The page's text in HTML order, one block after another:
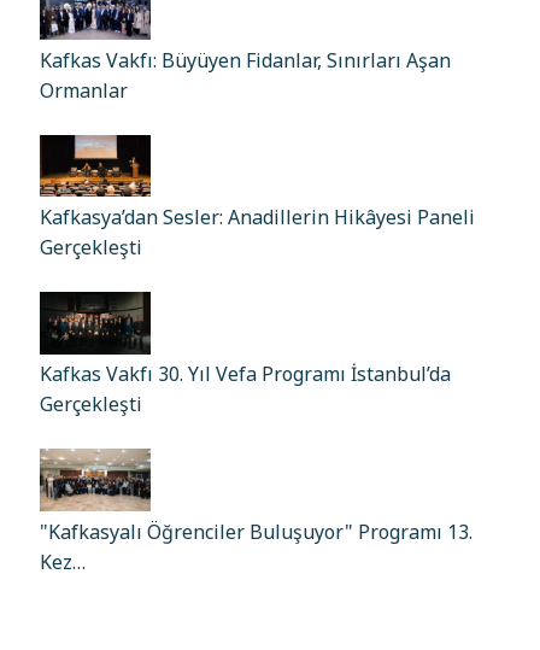
Kafkas Vakfı: Büyüyen Fidanlar, Sınırları Aşan
Ormanlar
Kafkasya’dan Sesler: Anadillerin Hikâyesi Paneli
Gerçekleşti
Kafkas Vakfı 30. Yıl Vefa Programı İstanbul’da
Gerçekleşti
"Kafkasyalı Öğrenciler Buluşuyor" Programı 13.
Kez…